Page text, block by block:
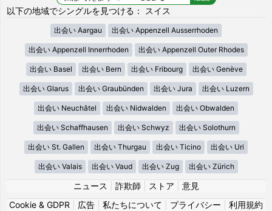
以下の地域でシングルを見つける： スイス
出会い Aargau 出会い Appenzell Ausserrhoden
出会い Appenzell Innerrhoden 出会い Appenzell Outer Rhodes
出会い Basel 出会い Bern 出会い Fribourg 出会い Genève
出会い Glarus 出会い Graubünden 出会い Jura 出会い Luzern
出会い Neuchâtel 出会い Nidwalden 出会い Obwalden
出会い Schaffhausen 出会い Schwyz 出会い Solothurn
出会い St. Gallen 出会い Thurgau 出会い Ticino 出会い Uri
出会い Valais 出会い Vaud 出会い Zug 出会い Zürich
ニュース 詐欺師 ストア
意見
Cookie & GDPR
広告 私たちについて プライバシー
利用規約